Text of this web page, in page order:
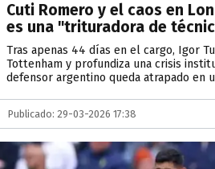
Cuti Romero y el caos en
es una "trituradora de
Tras apenas 44 días en el cargo, Igor
Tottenham y profundiza una crisis
defensor argentino queda atrapado en
Publicado: 29-03-2026 17:38